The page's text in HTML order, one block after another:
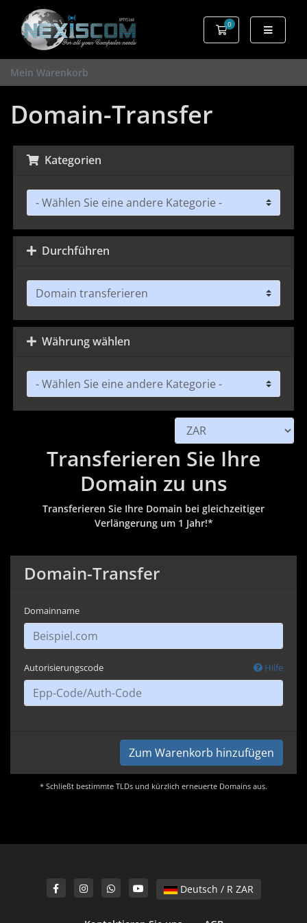
0
Mein Warenkorb
Mein Warenkorb
Domain-Transfer
Kategorien
Durchführen
Währung wählen
Transferieren Sie Ihre
Domain zu uns
Transferieren Sie Ihre Domain bei gleichzeitiger
Verlängerung um 1 Jahr!*
Domain-Transfer
Domainname
Autorisierungscode Hilfe
Zum Warenkorb hinzufügen
* Schließt bestimmte TLDs und kürzlich erneuerte Domains aus.
Deutsch / R ZAR